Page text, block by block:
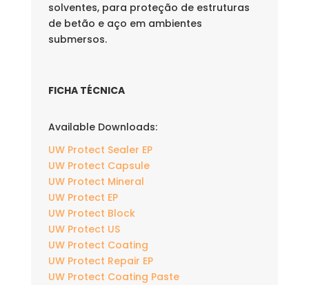
solventes, para proteção de estruturas
de betão e aço em ambientes
submersos.
FICHA TÉCNICA
Available Downloads:
UW Protect Sealer EP
UW Protect Capsule
UW Protect Mineral
UW Protect EP
UW Protect Block
UW Protect US
UW Protect Coating
UW Protect Repair EP
UW Protect Coating Paste